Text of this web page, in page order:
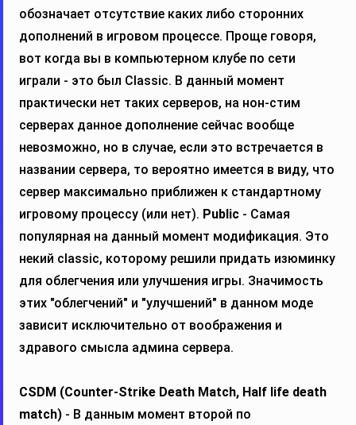
обозначает отсутствие каких либо сторонних
дополнений в игровом процессе. Проще говоря,
вот когда вы в компьютерном клубе по сети
играли - это был Classic. В данный момент
практически нет таких серверов, на нон-стим
серверах данное дополнение сейчас вообще
невозможно, но в случае, если это встречается в
названии сервера, то вероятно имеется в виду, что
сервер максимально приближен к стандартному
игровому процессу (или нет). Public - Самая
популярная на данный момент модификация. Это
некий classic, которому решили придать изюминку
для облегчения или улучшения игры. Значимость
этих "облегчений" и "улучшений" в данном моде
зависит исключительно от воображения и
здравого смысла админа сервера.
CSDM (Counter-Strike Death Match, Half life death
match) - В данным момент второй по